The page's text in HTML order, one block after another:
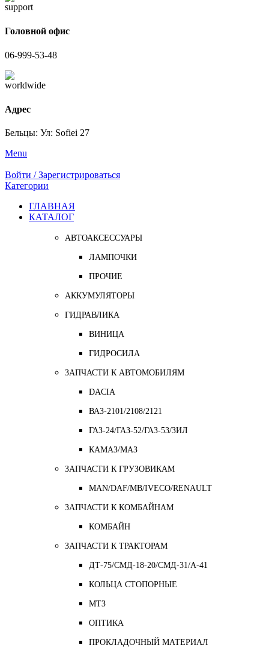
Головной офис
06-999-53-48
Адрес
Бельцы: Ул: Sofiei 27
Menu
Войти / Зарегистрироваться
Категории
ГЛАВНАЯ
КАТАЛОГ
АВТОАКСЕССУАРЫ
ЛАМПОЧКИ
ПРОЧИЕ
АККУМУЛЯТОРЫ
ГИДРАВЛИКА
ВИНИЦА
ГИДРОСИЛА
ЗАПЧАСТИ К АВТОМОБИЛЯМ
DACIA
ВАЗ-2101/2108/2121
ГАЗ-24/ГАЗ-52/ГАЗ-53/ЗИЛ
КАМАЗ/МАЗ
ЗАПЧАСТИ К ГРУЗОВИКАМ
MAN/DAF/MB/IVECO/RENAULT
ЗАПЧАСТИ К КОМБАЙНАМ
КОМБАЙН
ЗАПЧАСТИ К ТРАКТОРАМ
ДТ-75/СМД-18-20/СМД-31/A-41
КОЛЬЦА СТОПОРНЫЕ
МТЗ
ОПТИКА
ПРОКЛАДОЧНЫЙ МАТЕРИАЛ